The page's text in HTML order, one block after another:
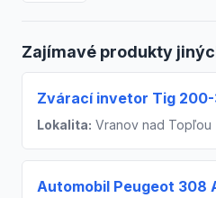
Zajímavé produkty
Zvárací invetor Tig 200-
Lokalita: Vranov nad Topľou
Automobil Peugeot 308